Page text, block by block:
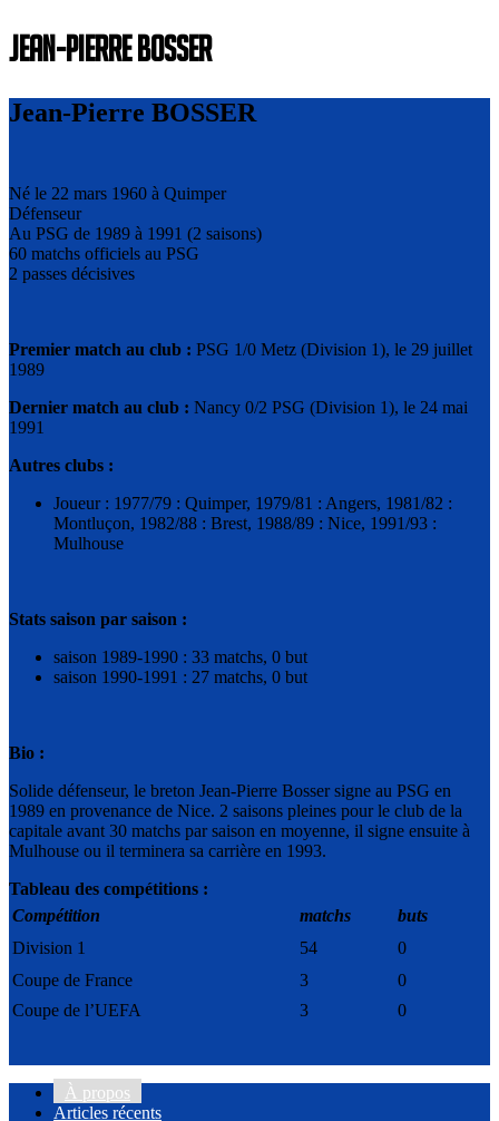
Jean-Pierre BOSSER
Jean-Pierre BOSSER
Né le 22 mars 1960 à Quimper
Défenseur
Au PSG de 1989 à 1991 (2 saisons)
60 matchs officiels au PSG
2 passes décisives
Premier match au club : PSG 1/0 Metz (Division 1), le 29 juillet
1989
Dernier match au club : Nancy 0/2 PSG (Division 1), le 24 mai
1991
Autres clubs :
Joueur : 1977/79 : Quimper, 1979/81 : Angers, 1981/82 :
Montluçon, 1982/88 : Brest, 1988/89 : Nice, 1991/93 :
Mulhouse
Stats saison par saison :
saison 1989-1990 : 33 matchs, 0 but
saison 1990-1991 : 27 matchs, 0 but
Bio :
Solide défenseur, le breton Jean-Pierre Bosser signe au PSG en
1989 en provenance de Nice. 2 saisons pleines pour le club de la
capitale avant 30 matchs par saison en moyenne, il signe ensuite à
Mulhouse ou il terminera sa carrière en 1993.
Tableau des compétitions :
Compétition
matchs
buts
Division 1
54
0
Coupe de France
3
0
Coupe de l’UEFA
3 0
À propos
Articles récents